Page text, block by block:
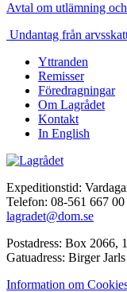
Avtal om utlämning
Undantag från
Yttranden
Remisser
Föredragningar
Om Lagrådet
Kontakt
In English
Expeditionstid:
Telefon: 08-561 667 00
lagradet@dom.se
Postadress: Box 2066,
Gatuadress: Birger
Information om